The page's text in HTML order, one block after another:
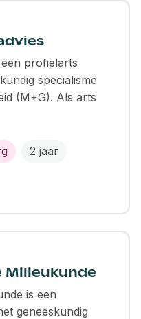
profielarts
specialisme
(M+G). Als arts
2 jaar
Milieukunde
is een
geneeskundig